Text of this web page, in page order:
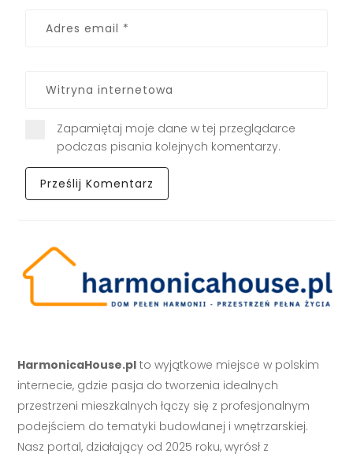
Zapamiętaj moje dane w tej przeglądarce
podczas pisania kolejnych komentarzy.
HarmonicaHouse.pl to wyjątkowe miejsce w polskim
internecie, gdzie pasja do tworzenia idealnych
przestrzeni mieszkalnych łączy się z profesjonalnym
podejściem do tematyki budowlanej i wnętrzarskiej.
Nasz portal, działający od 2025 roku, wyrósł z